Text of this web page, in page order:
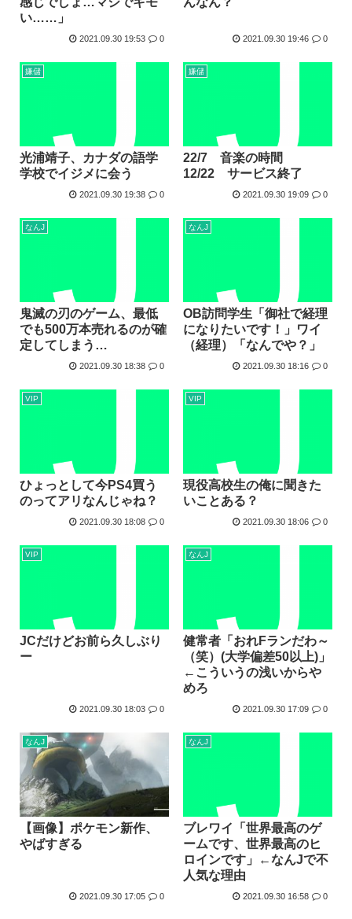
い……」
2021.09.30 19:53 0 2021.09.30 19:46 0
嫌儲
光浦靖子、カナダの語学
学校でイジメに会う
2021.09.30 19:38 0
嫌儲
22/7 音楽の時間
12/22 サービス終了
2021.09.30 19:09 0
なんJ
鬼滅の刃のゲーム、最低
でも500万本売れるのが確
定してしまう…
2021.09.30 18:38 0
なんJ
OB訪問学生「御社で経理
になりたいです！」ワイ
（経理）「なんでや？」
2021.09.30 18:16 0
VIP
ひょっとして今PS4買う
のってアリなんじゃね？
2021.09.30 18:08 0
VIP
現役高校生の俺に聞きた
いことある？
2021.09.30 18:06 0
VIP
JCだけどお前ら久しぶり
ー
2021.09.30 18:03 0
なんJ
健常者「おれFランだわ～
（笑）(大学偏差50以上)」
←こういうの浅いからや
めろ
2021.09.30 17:09 0
なんJ
【画像】ポケモン新作、
やばすぎる
2021.09.30 17:05 0
なんJ
ブレワイ「世界最高のゲ
ームです、世界最高のヒ
ロインです」←なんJで不
人気な理由
2021.09.30 16:58 0